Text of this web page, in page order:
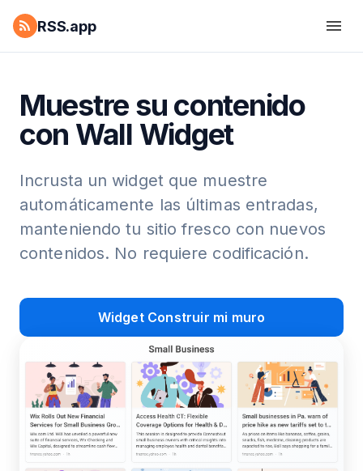
RSS.app
Muestre su contenido
con Wall Widget
Incrusta un widget que muestre
automáticamente las últimas entradas,
manteniendo tu sitio fresco con nuevos
contenidos. No requiere codificación.
Widget Construir mi muro